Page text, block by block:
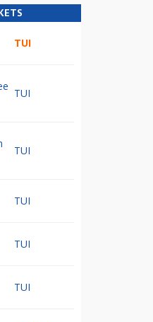
TUI
TUI
TUI
TUI
TUI
TUI